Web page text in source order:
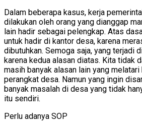
Dalam beberapa kasus, kerja
dilakukan oleh orang yang dianggap
lain hadir sebagai pelengkap. Atas
untuk hadir di kantor desa, karena
dibutuhkan. Semoga saja, yang terjadi
karena kedua alasan diatas. Kita tidak
masih banyak alasan lain yang
perangkat desa. Namun yang ingin
banyak masalah di desa yang tidak
itu sendiri.
Perlu adanya SOP